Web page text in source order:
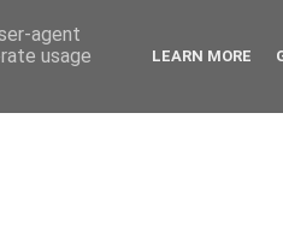
agent
usage
LEARN MORE